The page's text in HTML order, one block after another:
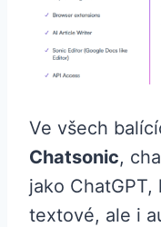
Ve všech
Chatsonic,
jako
textové, ale i